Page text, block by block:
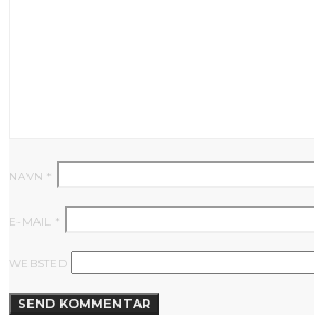
NAVN *
E-MAIL *
WEBSTED